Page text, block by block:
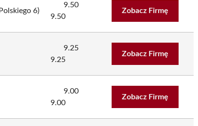
6)
9.50
9.50
Zobacz Firmę
9.25
9.25
Zobacz Firmę
9.00
9.00
Zobacz Firmę